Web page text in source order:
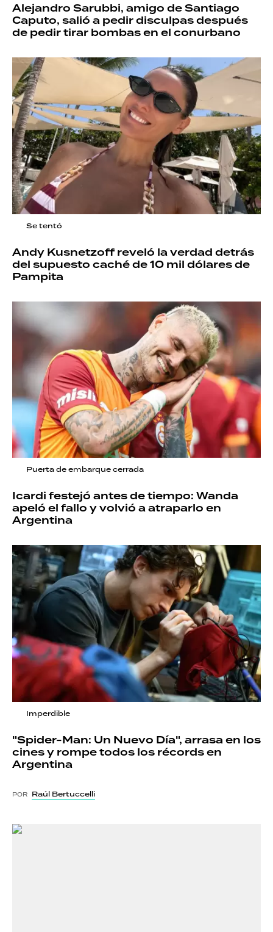
Alejandro Sarubbi, amigo de Santiago
Caputo, salió a pedir disculpas después
de pedir tirar bombas en el conurbano
Se tentó
Andy Kusnetzoff reveló la verdad detrás
del supuesto caché de 10 mil dólares de
Pampita
Puerta de embarque cerrada
Icardi festejó antes de tiempo: Wanda
apeló el fallo y volvió a atraparlo en
Argentina
Imperdible
"Spider-Man: Un Nuevo Día", arrasa en los
cines y rompe todos los récords en
Argentina
POR Raúl Bertuccelli